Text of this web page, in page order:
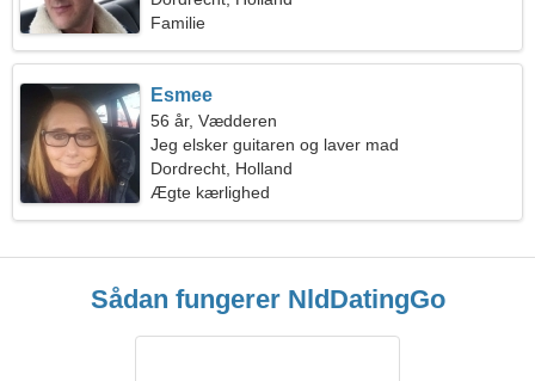
Familie
Esmee
56 år, Vædderen
Jeg elsker guitaren og laver mad
Dordrecht, Holland
Ægte kærlighed
Sådan fungerer NldDatingGo